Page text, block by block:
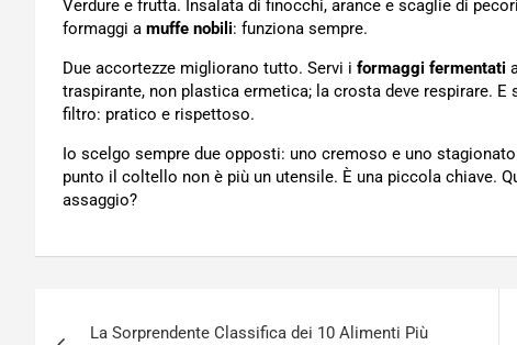
Verdure e frutta. Insalata di finocchi, arance e scaglie di
formaggi a muffe nobili: funziona sempre.
Due accortezze migliorano tutto. Servi i formaggi fermentati
traspirante, non plastica ermetica; la crosta deve respirare.
filtro: pratico e rispettoso.
Io scelgo sempre due opposti: uno cremoso e uno
punto il coltello non è più un utensile. È una piccola chiave.
assaggio?
La Sorprendente Classifica dei 10 Alimenti Più